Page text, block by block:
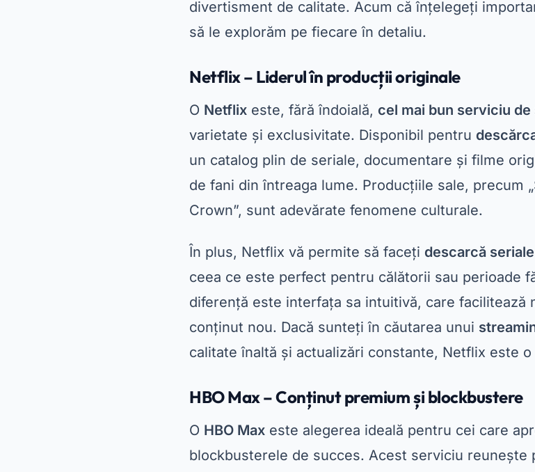
de fani din întreaga lume. Producțiile sale, precum
Crown”, sunt adevărate fenomene culturale.
În plus, Netflix vă permite să facețidescarcă seriale
ceea ce este perfect pentru călătorii sau perioade
diferență este interfața sa intuitivă, care facilitează
conținut nou. Dacă sunteți în căutarea unui
calitate înaltă și actualizări constante, Netflix este
HBO Max – Conținut premium și blockbustere
O HBO Max este alegerea ideală pentru cei care
blockbusterele de succes. Acest serviciu reunește
precum și filme recente direct din cinematografe.
acces la titluri precum „Game of Thrones” și
exclusive disponibile doar pe acest site.aplicație
Publicitate - SpotAds
Unul dintre marile avantaje ale HBO Max este
videoclipurile sunt transmise în înaltă definiție,
cinematografică în confortul casei tale. În plus,